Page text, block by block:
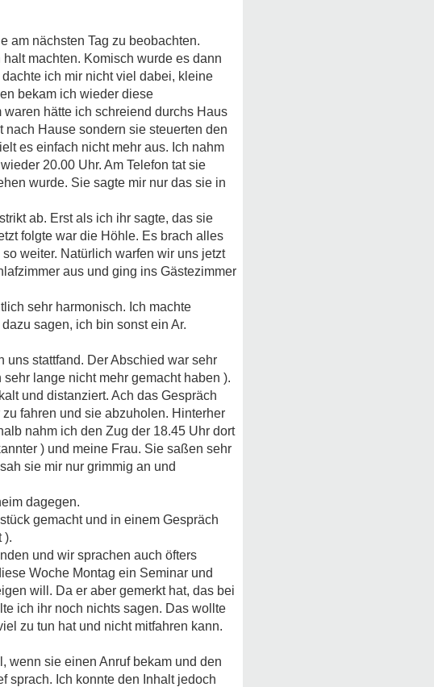
am nächsten Tag zu beobachten.
machten. Komisch wurde es dann
ich mir nicht viel dabei, kleine
bekam ich wieder diese
hätte ich schreiend durchs Haus
Hause sondern sie steuerten den
es einfach nicht mehr aus. Ich nahm
20.00 Uhr. Am Telefon tat sie
wurde. Sie sagte mir nur das sie in
ab. Erst als ich ihr sagte, das sie
folgte war die Höhle. Es brach alles
weiter. Natürlich warfen wir uns jetzt
aus und ging ins Gästezimmer
sehr harmonisch. Ich machte
sagen, ich bin sonst ein Ar.
uns stattfand. Der Abschied war sehr
lange nicht mehr gemacht haben ).
und distanziert. Ach das Gespräch
fahren und sie abzuholen. Hinterher
nahm ich den Zug der 18.45 Uhr dort
) und meine Frau. Sie saßen sehr
sie mir nur grimmig an und
dagegen.
gemacht und in einem Gespräch
).
und wir sprachen auch öfters
Woche Montag ein Seminar und
will. Da er aber gemerkt hat, das bei
ich ihr noch nichts sagen. Das wollte
zu tun hat und nicht mitfahren kann.
wenn sie einen Anruf bekam und den
sprach. Ich konnte den Inhalt jedoch